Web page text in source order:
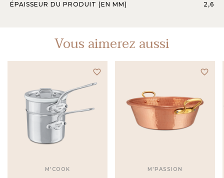
ÉPAISSEUR DU PRODUIT (EN MM) 2,6
Vous aimerez aussi
favorite_border
M'COOK
favorite_border
M'PASSION